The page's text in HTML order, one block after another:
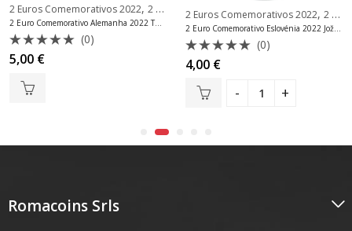
2 Euros Comemorativos 2022, 2 Euros Comemorativos Alemanha
2 Euro Comemorativo Alemanha 2022 Thüringen Mint J
Avaliação
0
de
(0)
5,00 €
2 Euros Comemorativos 2022, 2 Euros Comemorativos Eslovénia
2 Euro Comemorativo Eslovénia 2022 Jože Plečnik
Avaliação
0
de
(0)
4,00 €
Romacoins Srls